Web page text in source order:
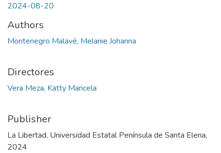
2024-08-20
Authors
Montenegro Malavé, Melanie Johanna
Directores
Vera Meza, Katty Maricela
Publisher
La Libertad, Universidad Estatal Península de Santa Elena,
2024